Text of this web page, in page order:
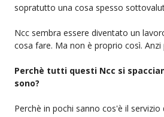
sopratutto una cosa spesso
Ncc sembra essere diventato un
cosa fare. Ma non è proprio così. Anzi
Perchè tutti questi Ncc si
sono?
Perchè in pochi sanno cos'è il